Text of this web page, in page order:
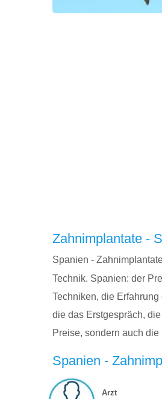
Zahnimplantate -
Spanien -
Technik. Spanien: der
Techniken, die
die das Erstgespräch,
Preise, sondern auch
Spanien -
Arzt